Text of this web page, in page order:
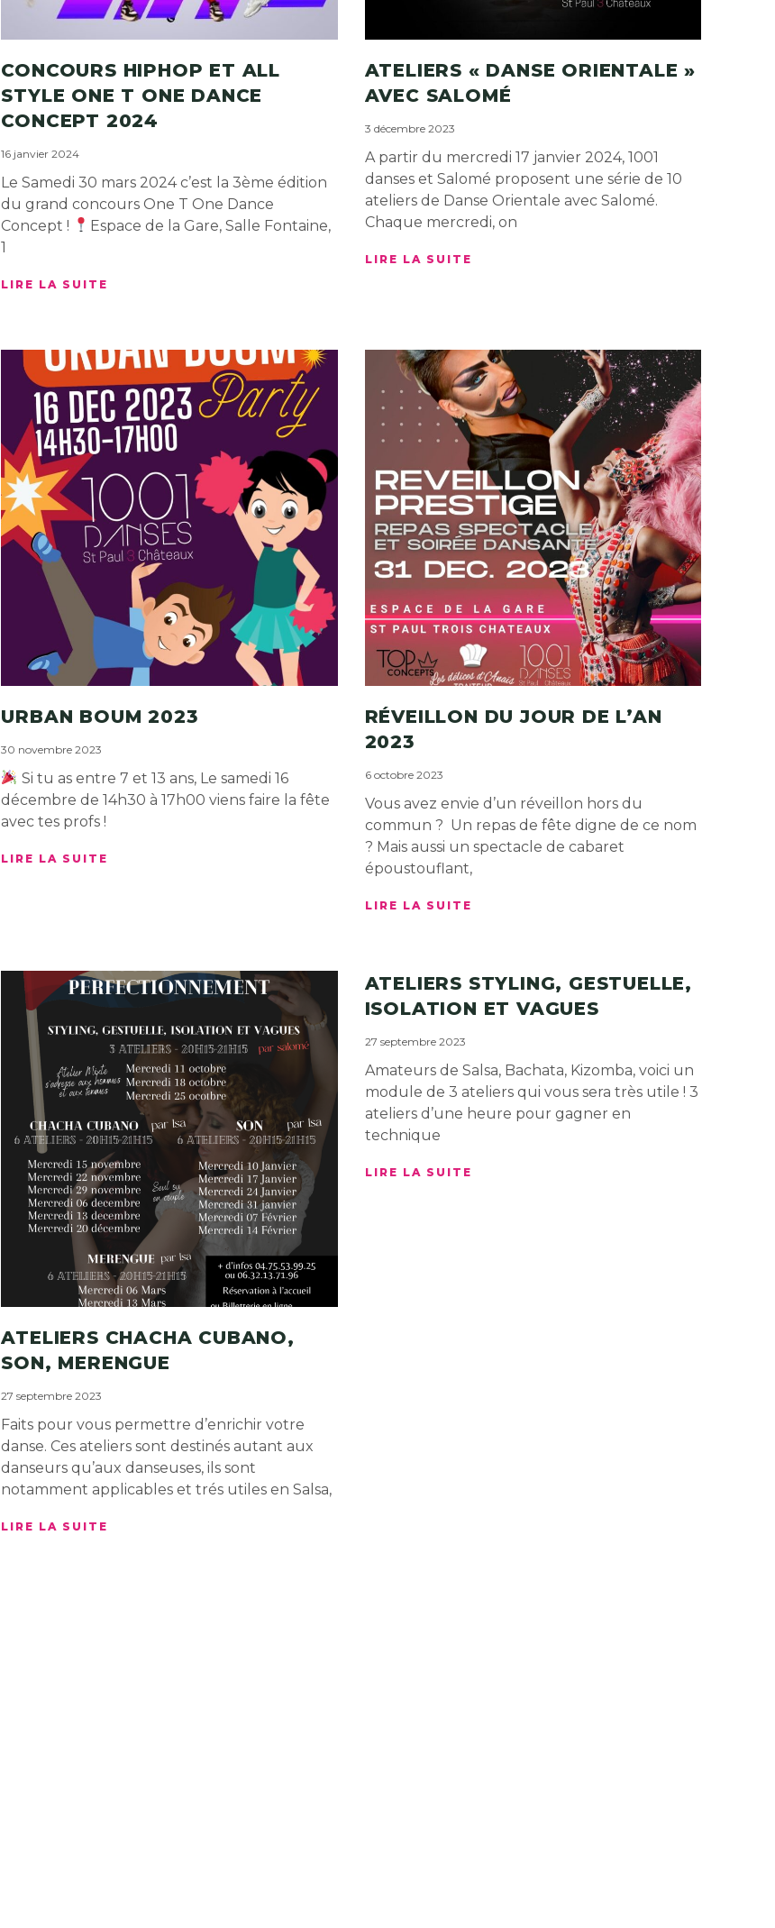
CONCOURS HIPHOP ET ALL
STYLE ONE T ONE DANCE
CONCEPT 2024
16 janvier 2024
Le Samedi 30 mars 2024 c’est la 3ème édition
du grand concours One T One Dance
Concept !
Espace de la Gare, Salle Fontaine,
1
LIRE LA SUITE
ATELIERS « DANSE ORIENTALE »
AVEC SALOMÉ
3 décembre 2023
A partir du mercredi 17 janvier 2024, 1001
danses et Salomé proposent une série de 10
ateliers de Danse Orientale avec Salomé.
Chaque mercredi, on
LIRE LA SUITE
URBAN BOUM 2023
30 novembre 2023
Si tu as entre 7 et 13 ans, Le samedi 16
décembre de 14h30 à 17h00 viens faire la fête
avec tes profs !
LIRE LA SUITE
RÉVEILLON DU JOUR DE L’AN
2023
6 octobre 2023
Vous avez envie d’un réveillon hors du
commun ? Un repas de fête digne de ce nom
? Mais aussi un spectacle de cabaret
époustouflant,
LIRE LA SUITE
ATELIERS CHACHA CUBANO,
SON, MERENGUE
27 septembre 2023
Faits pour vous permettre d’enrichir votre
danse. Ces ateliers sont destinés autant aux
danseurs qu’aux danseuses, ils sont
notamment applicables et trés utiles en Salsa,
LIRE LA SUITE
ATELIERS STYLING, GESTUELLE,
ISOLATION ET VAGUES
27 septembre 2023
Amateurs de Salsa, Bachata, Kizomba, voici un
module de 3 ateliers qui vous sera très utile ! 3
ateliers d’une heure pour gagner en
technique
LIRE LA SUITE